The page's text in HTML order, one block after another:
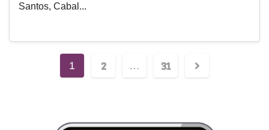
Santos, Cabal...
1 2 … 31